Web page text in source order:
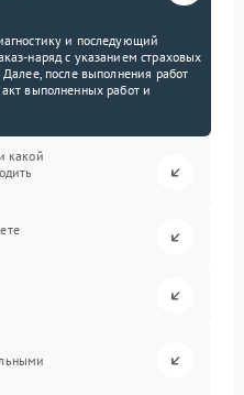
и последующий
наряд с указанием страховых
Далее, после выполнения работ
выполненных работ и
какой